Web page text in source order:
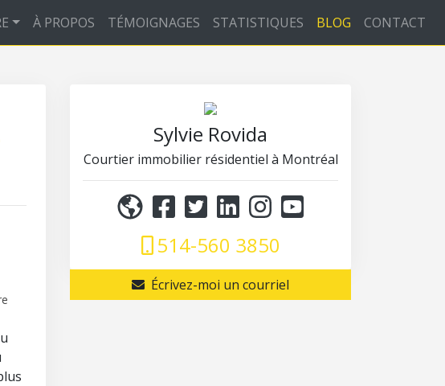
À PROPOS TÉMOIGNAGES STATISTIQUES BLOG CONTACT
Sylvie Rovida
Courtier immobilier résidentiel à Montréal
514-560 3850
Écrivez-moi un courriel